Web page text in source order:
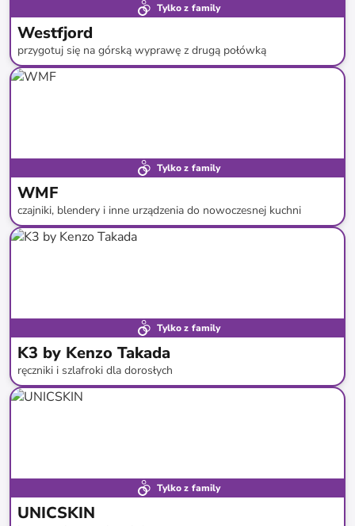
Tylko z family
Westfjord
przygotuj się na górską wyprawę z drugą połówką
do-69
Tylko z family
WMF
czajniki, blendery i inne urządzenia do nowoczesnej kuchni
do -60 %* Poznaj bliżej
Tylko z family
K3 by Kenzo Takada
ręczniki i szlafroki dla dorosłych
do-71%*
Tylko z family
UNICSKIN